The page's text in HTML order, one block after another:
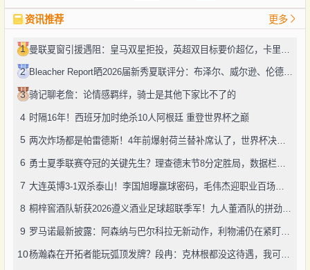
资讯推荐 更多
1
2 Bleacher Report晒2026届新秀夏联评分：布泽尔、威尔逊、伦德博格摘A
3 骑记聊老詹：论情感羁绊，骑士是其他下家比不了的
4 时隔16年！西班牙加时绝杀10人阿根廷 重登世界杯之巅
5 两次炸场都是帕雷德斯！4年前爆射荷兰替补席认了，世界杯决赛再演冲突
6
7 大连英博3-1双杀泰山！李国旭曝赢球密码，毛伟杰迎职业百场里程碑
8 桐梓窖酒队斩获2026遵义酒业足球超联季军！九人董酒队的拼劲太戳人
9 罗马诺最新披露：阿森纳与巴尔科拉无新动作，利物浦仍在紧盯目标
10 杨瀚森在开拓者能玩弧顶发牌？段冉：克林根都没这待遇，我可不太看好